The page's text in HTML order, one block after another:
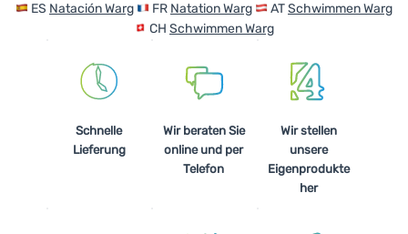
ES Natación Warg FR Natation Warg ATSchwimmen Warg
CH Schwimmen Warg
Schnelle
Lieferung
Wir beraten Sie
online und per
Telefon
Wir stellen
unsere
Eigenprodukte
her